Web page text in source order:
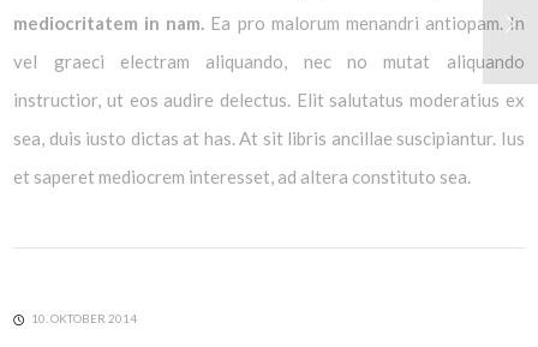
mediocritatem in nam. Ea pro malorum menandri antiopam. In
vel graeci electram aliquando, nec no mutat aliquando
instructior, ut eos audire delectus. Elit salutatus moderatius ex
sea, duis iusto dictas at has. At sit libris ancillae suscipiantur. Ius
et saperet mediocrem interesset, ad altera constituto sea.
10. OKTOBER 2014